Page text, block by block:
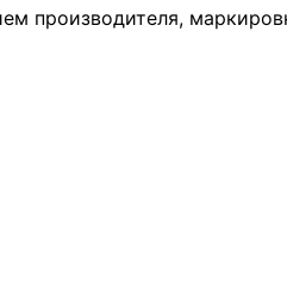
производителя,